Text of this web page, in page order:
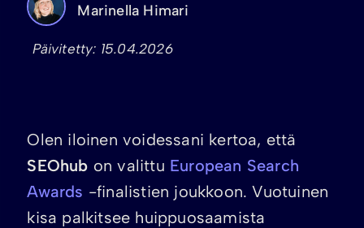
Marinella Himari
Päivitetty: 15.04.2026
Olen iloinen voidessani kertoa, että
SEOhub on valittu European Search
Awards -finalistien joukkoon. Vuotuinen
kisa palkitsee huippuosaamista